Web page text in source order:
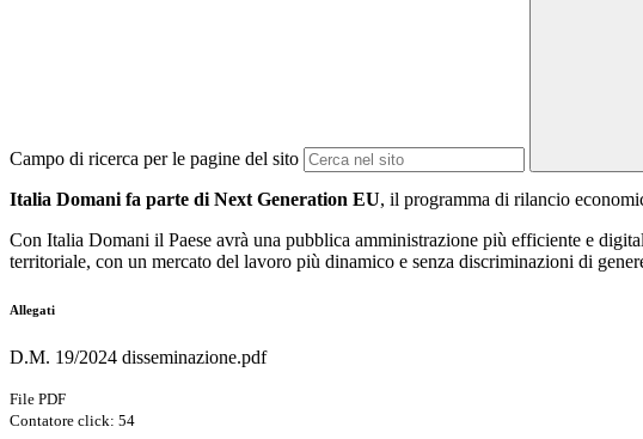
Campo di ricerca per le pagine del sito
Italia Domani fa parte di Next Generation EU, il programma di rilancio
Con Italia Domani il Paese avrà una pubblica amministrazione più efficiente e
territoriale, con un mercato del lavoro più dinamico e senza discriminazioni di
Allegati
D.M. 19/2024 disseminazione.pdf
File PDF
Contatore click: 54